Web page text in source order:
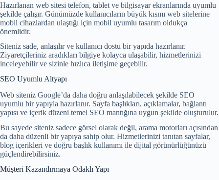
Hazırlanan web sitesi telefon, tablet ve bilgisayar ekranlarında uyumlu
şekilde çalışır. Günümüzde kullanıcıların büyük kısmı web sitelerine
mobil cihazlardan ulaştığı için mobil uyumlu tasarım oldukça
önemlidir.
Siteniz sade, anlaşılır ve kullanıcı dostu bir yapıda hazırlanır.
Ziyaretçileriniz aradıkları bilgiye kolayca ulaşabilir, hizmetlerinizi
inceleyebilir ve sizinle hızlıca iletişime geçebilir.
SEO Uyumlu Altyapı
Web siteniz Google’da daha doğru anlaşılabilecek şekilde SEO
uyumlu bir yapıyla hazırlanır. Sayfa başlıkları, açıklamalar, bağlantı
yapısı ve içerik düzeni temel SEO mantığına uygun şekilde oluşturulur.
Bu sayede siteniz sadece görsel olarak değil, arama motorları açısından
da daha düzenli bir yapıya sahip olur. Hizmetlerinizi tanıtan sayfalar,
blog içerikleri ve doğru başlık kullanımı ile dijital görünürlüğünüzü
güçlendirebilirsiniz.
Müşteri Kazandırmaya Odaklı Yapı